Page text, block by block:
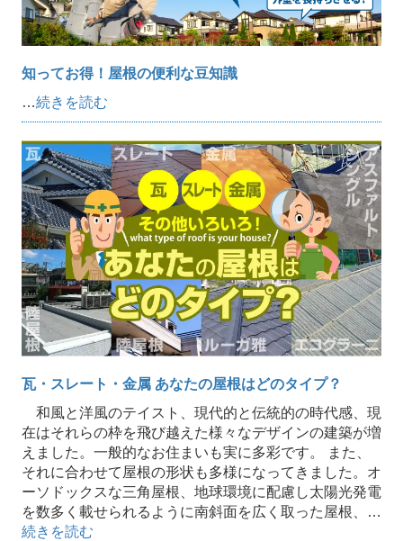
知ってお得！屋根の便利な豆知識
…続きを読む
瓦・スレート・金属 あなたの屋根はどのタイプ？
和風と洋風のテイスト、現代的と伝統的の時代感、現
在はそれらの枠を飛び越えた様々なデザインの建築が増
えました。一般的なお住まいも実に多彩です。 また、
それに合わせて屋根の形状も多様になってきました。オ
ーソドックスな三角屋根、地球環境に配慮し太陽光発電
を数多く載せられるように南斜面を広く取った屋根、…
続きを読む